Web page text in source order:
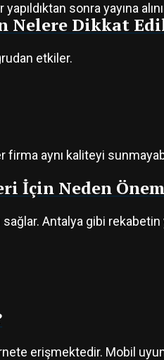
sonra yayına
Nelere Dikkat
etkiler.
firma aynı kaliteyi
İçin Neden
sağlar. Antalya gibi
erişmektedir. Mobil